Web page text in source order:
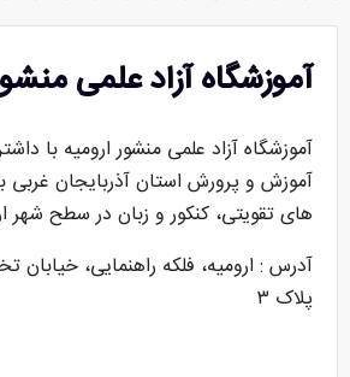
آموزشگاه آزاد علمی
آموزشگاه آزاد علمی منشور ارومیه با
آموزش و پرورش استان آذربایجان غربی
های تقویتی، کنکور و زبان در سطح شهر
آدرس : ارومیه، فلکه راهنمایی، خیابان
پلاک ۳